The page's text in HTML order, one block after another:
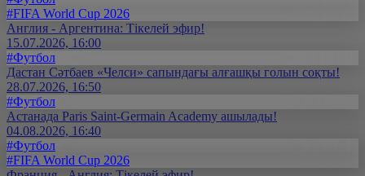
#FIFA World Cup 2026
Англия - Аргентина: Тікелей эфир!
15.07.2026, 16:00
#Футбол
Дастан Сәтбаев «Челси» сапындағы алғашқы голын соқты!
28.07.2026, 16:50
#Футбол
Астанада Paris Saint-Germain Academy ашылады!
04.08.2026, 16:40
#Футбол
#FIFA World Cup 2026